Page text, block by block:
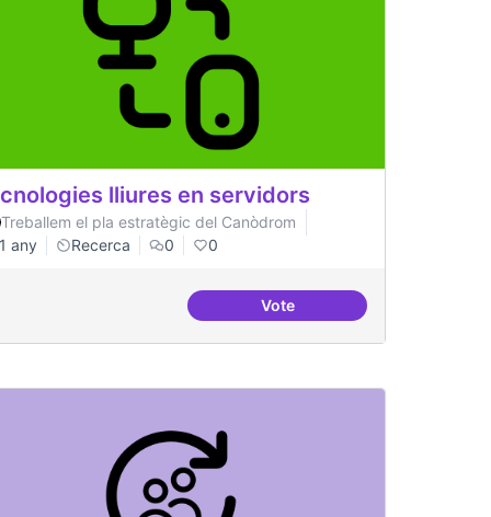
lliures en servidors
Treballem el pla estratègic del Canòdrom
1 any
Recerca 0 0
VoteTecnologies lliures en